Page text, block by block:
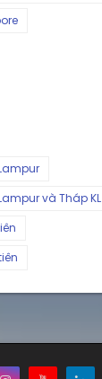
và Tháp KL